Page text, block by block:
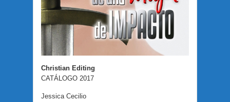
Christian Editing
CATÁLOGO 2017
Jessica Cecilio